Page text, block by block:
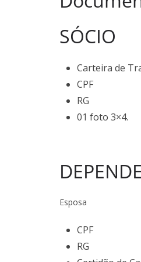
SÓCIO
Carteira de
CPF
RG
01 foto 3×4.
Esposa
CPF
RG